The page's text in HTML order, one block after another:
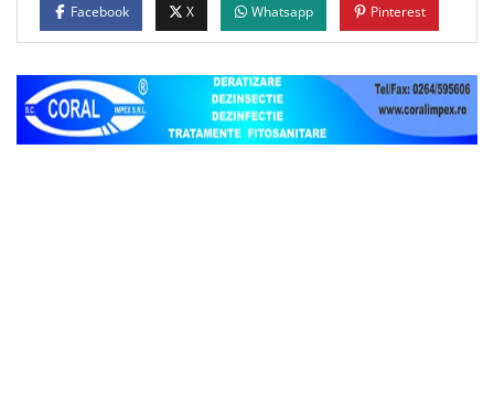
Facebook X Whatsapp Pinterest